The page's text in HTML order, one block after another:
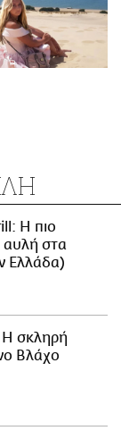
Η πιο
αυλή στα
Ελλάδα)
σκληρή
Βλάχο